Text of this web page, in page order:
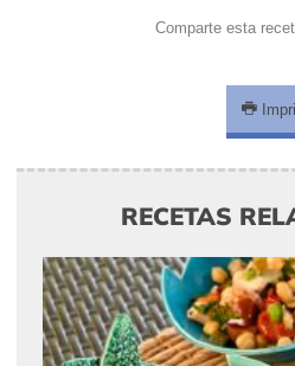
Comparte esta
RECETAS